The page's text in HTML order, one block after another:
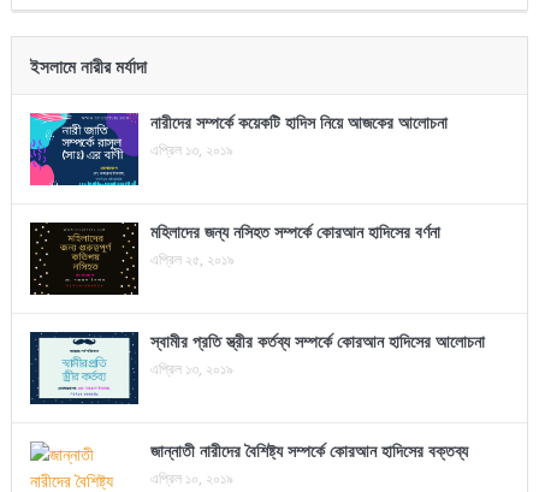
ইসলামে নারীর মর্যাদা
নারীদের সম্পর্কে কয়েকটি হাদিস নিয়ে আজকের আলোচনা
এপ্রিল ১৩, ২০১৯
মহিলাদের জন্য নসিহত সম্পর্কে কোরআন হাদিসের বর্ণনা
এপ্রিল ২৫, ২০১৯
স্বামীর প্রতি স্ত্রীর কর্তব্য সম্পর্কে কোরআন হাদিসের আলোচনা
এপ্রিল ১৩, ২০১৯
জান্নাতী নারীদের বৈশিষ্ট্য সম্পর্কে কোরআন হাদিসের বক্তব্য
এপ্রিল ১০, ২০১৯